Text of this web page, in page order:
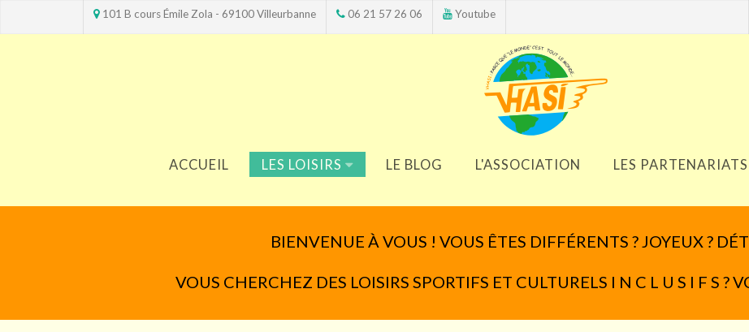
101 B cours Émile Zola - 69100 Villeurbanne 06 21 57 26 06 Youtube
ACCUEIL LES LOISIRS LE BLOG L'ASSOCIATION LES PARTENARIATS
BIENVENUE À VOUS ! VOUS ÊTES DIFFÉRENTS ? JOYEUX ?
VOUS CHERCHEZ DES LOISIRS SPORTIFS ET CULTURELS I N C L U S I F S ?